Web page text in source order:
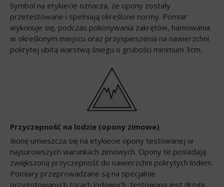
Symbol na etykiecie oznacza, że opony zostały
przetestowane i spełniają określone normy. Pomiar
wykonuje się, podczas pokonywania zakrętów, hamowania
w określonym miejscu oraz przyspieszenia na nawierzchni
pokrytej ubitą warstwą śniegu o grubości minimum 3cm.
Przyczepność na lodzie (opony zimowe)
Ikonę umieszcza się na etykiecie opony testowanej w
najsurowszych warunkach zimowych. Opony te posiadają
zwiększoną przyczepność do nawierzchni pokrytych lodem.
Pomiary przeprowadzane są na specjalnie
przygotowanych torach lodowych, testowana jest droga